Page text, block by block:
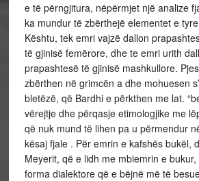
e të përngjitura, nëpërmjet një analize
ka mundur të zbërthejë elementet e
Kështu, tek emri vajzë dallon
të gjinisë femërore, dhe te emri urith
prapashtesë të gjinisë mashkullore.
zbërthen në grimcën a dhe mohuesen
bletëzë, që Bardhi e përkthen me lat.
vërejtje dhe përqasje etimologjike me
që nuk mund të lihen pa u përmendur
kësaj fjale . Për emrin e kafshës bukël,
Meyerit, që e lidh me mbiemrin e
forma dialektore që e bëjnë më të